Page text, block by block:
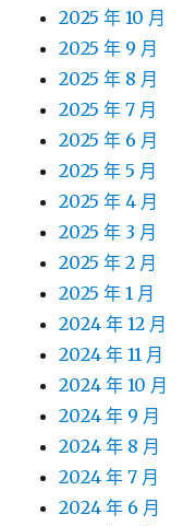
2025 年 10 月
2025 年 9 月
2025 年 8 月
2025 年 7 月
2025 年 6 月
2025 年 5 月
2025 年 4 月
2025 年 3 月
2025 年 2 月
2025 年 1 月
2024 年 12 月
2024 年 11 月
2024 年 10 月
2024 年 9 月
2024 年 8 月
2024 年 7 月
2024 年 6 月